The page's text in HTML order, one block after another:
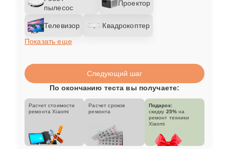
пылесос
Проектор
Телевизор
Квадрокоптер
Показать еще
Следующий шаг
По окончанию теста вы получаете:
Расчет стоимости
ремонта Xiaomi
Расчет сроков
ремонта
Подарок:
скидку 25% на
ремонт техники
Xiaomi